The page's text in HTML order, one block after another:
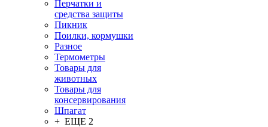
Перчатки и
средства защиты
Пикник
Поилки, кормушки
Разное
Термометры
Товары для
животных
Товары для
консервирования
Шпагат
+ ЕЩЕ 2